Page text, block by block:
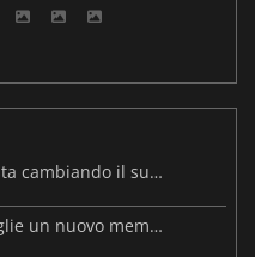
Voci sul ritardo di Fable: Xbox sta cambiando il suo piano di lancio?
Fable: Playground Games accoglie un nuovo membro del team